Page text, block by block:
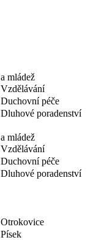
a mládež
Vzdělávání
Duchovní péče
Dluhové poradenství
a mládež
Vzdělávání
Duchovní péče
Dluhové poradenství
Otrokovice
Písek